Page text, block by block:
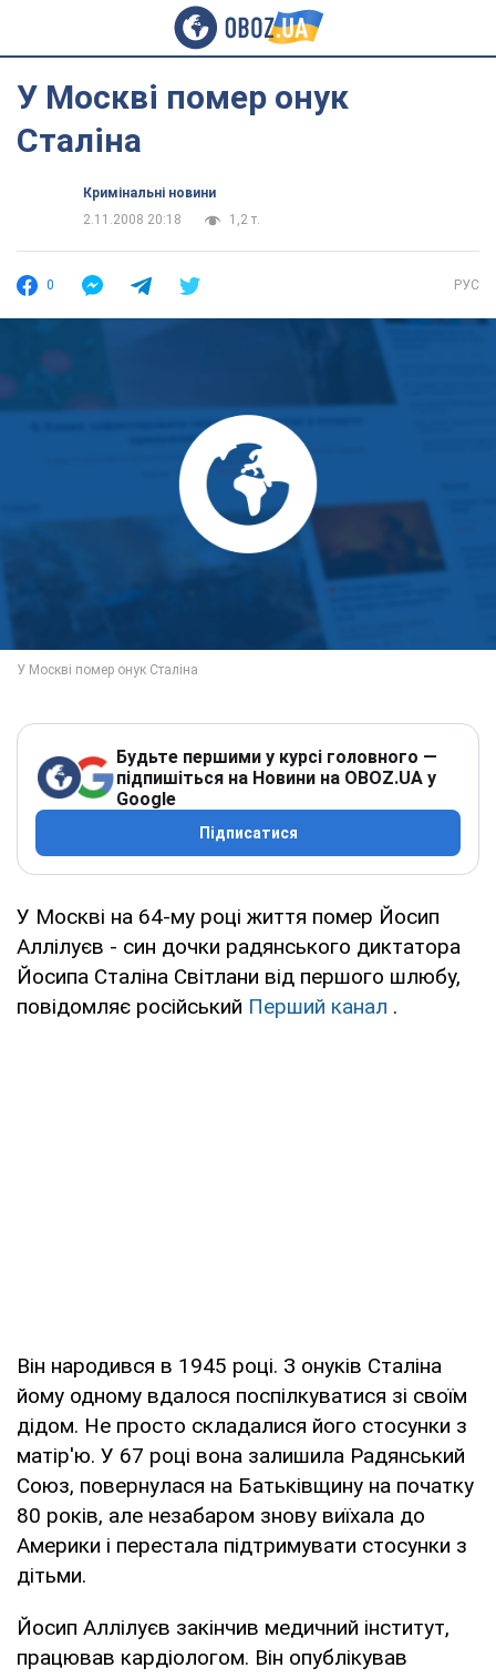
У Москві помер онук
Сталіна
Кримінальні новини
2.11.2008 20:18
1,2 т.
0 РУС
Будьте першими у курсі головного —
підпишіться на Новини на OBOZ.UA у
Google
Підписатися
У Москві на 64-му році життя помер Йосип
Аллілуєв - син дочки радянського диктатора
Йосипа Сталіна Світлани від першого шлюбу,
повідомляє російський Перший канал .
Він народився в 1945 році. З онуків Сталіна
йому одному вдалося поспілкуватися зі своїм
дідом. Не просто складалися його стосунки з
матір'ю. У 67 році вона залишила Радянський
Союз, повернулася на Батьківщину на початку
80 років, але незабаром знову виїхала до
Америки і перестала підтримувати стосунки з
дітьми.
Йосип Аллілуєв закінчив медичний інститут,
працював кардіологом. Він опублікував